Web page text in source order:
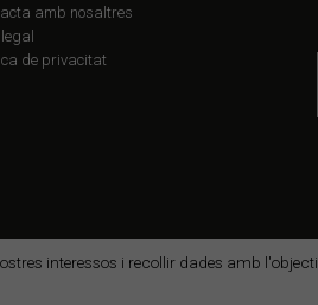
interessos i recollir dades amb
amb nosaltres
de privacitat